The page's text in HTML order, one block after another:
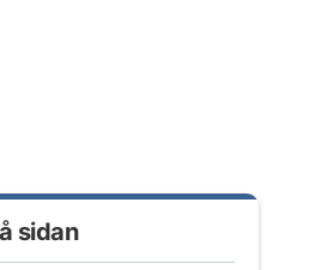
sidan